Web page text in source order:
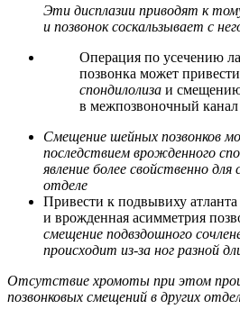
Эти дисплазии приводят к
и позвонок соскальзывает с
Операция по усечению
позвонка может
спондилолиза и смещению
в межпозвоночный канал
Смещение шейных позвонков
последствием врожденного
явление более свойственно
отделе
Привести к подвывиху
и врожденная асимметрия
смещение подвздошного
происходит из-за ног разной
Отсутствие хромоты при этом
позвонковых смещений в других